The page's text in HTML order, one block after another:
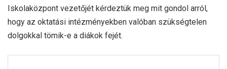
Iskolaközpont vezetőjét kérdeztük meg mit gondol arról,
hogy az oktatási intézményekben valóban szükségtelen
dolgokkal tömik-e a diákok fejét.